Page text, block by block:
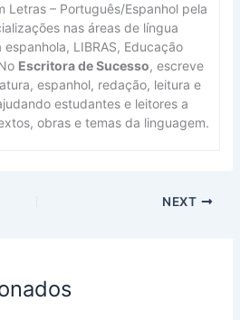
Letras – Português/Espanhol pela
nas áreas de língua
LIBRAS, Educação
Escritora de Sucesso, escreve
espanhol, redação, leitura e
estudantes e leitores a
obras e temas da linguagem.
NEXT